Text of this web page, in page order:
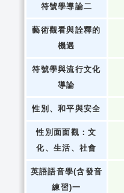
符號學導論二
藝術觀看與詮釋的
機遇
符號學與流行文化
導論
性別、和平與安全
性別面面觀：文
化、生活、社會
英語語音學(含發音
練習)一